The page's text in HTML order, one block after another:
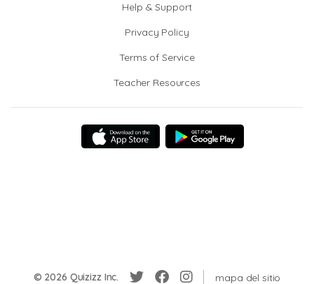
Help & Support
Privacy Policy
Terms of Service
Teacher Resources
© 2026 Quizizz Inc. mapa del sitio